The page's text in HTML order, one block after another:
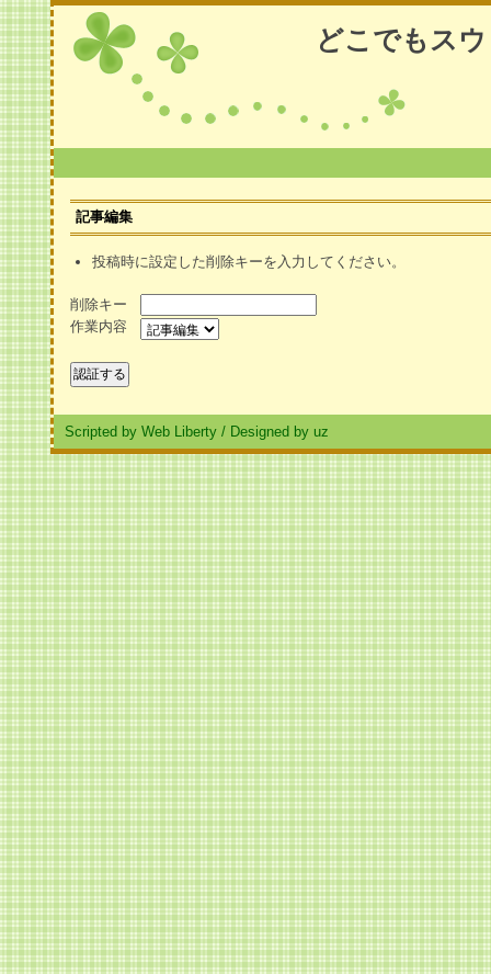
どこでもス
記事編集
投稿時に設定した削除キーを入力してください。
削除キー
作業内容
Scripted by Web Liberty / Designed by uz